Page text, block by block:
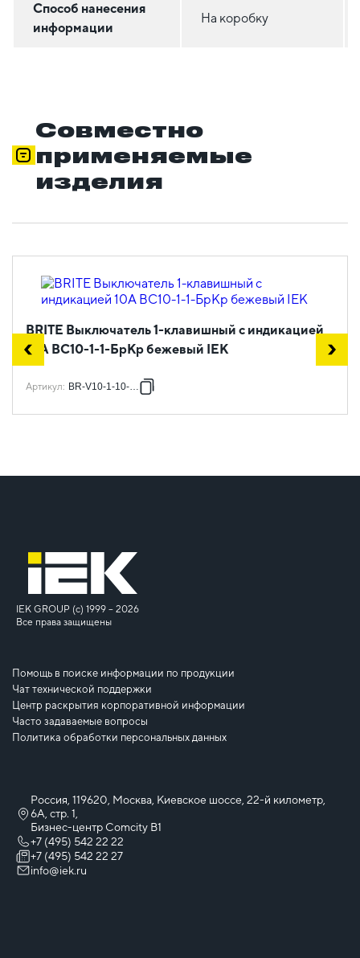
Способ нанесения
информации
На коробку
Совместно
применяемые
изделия
BRITE Выключатель 1-клавишный с индикацией
10А ВС10-1-1-БрКр бежевый IEK
Артикул: BR-V10-1-10-K10
IEK GROUP (c) 1999 – 2026
Все права защищены
Помощь в поиске информации по продукции
Чат технической поддержки
Центр раскрытия корпоративной информации
Часто задаваемые вопросы
Политика обработки персональных данных
Россия, 119620, Москва, Киевское шоссе, 22-й километр,
6А, стр. 1,
Бизнес-центр Comcity B1
+7 (495) 542 22 22
+7 (495) 542 22 27
info@iek.ru